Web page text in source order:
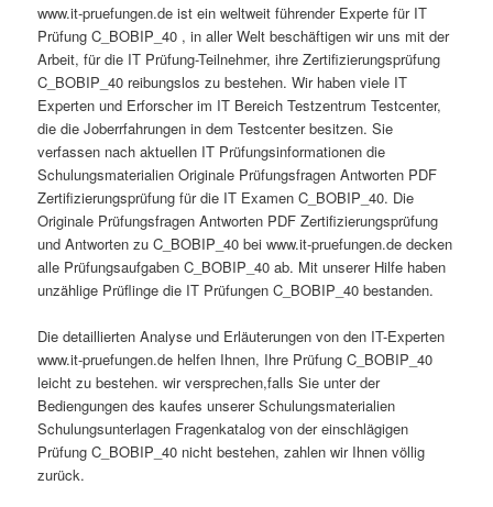
www.it-pruefungen.de ist ein weltweit führender Experte für IT
Prüfung C_BOBIP_40 , in aller Welt beschäftigen wir uns mit der
Arbeit, für die IT Prüfung-Teilnehmer, ihre Zertifizierungsprüfung
C_BOBIP_40 reibungslos zu bestehen. Wir haben viele IT
Experten und Erforscher im IT Bereich Testzentrum Testcenter,
die die Joberrfahrungen in dem Testcenter besitzen. Sie
verfassen nach aktuellen IT Prüfungsinformationen die
Schulungsmaterialien Originale Prüfungsfragen Antworten PDF
Zertifizierungsprüfung für die IT Examen C_BOBIP_40. Die
Originale Prüfungsfragen Antworten PDF Zertifizierungsprüfung
und Antworten zu C_BOBIP_40 bei www.it-pruefungen.de decken
alle Prüfungsaufgaben C_BOBIP_40 ab. Mit unserer Hilfe haben
unzählige Prüflinge die IT Prüfungen C_BOBIP_40 bestanden.
Die detaillierten Analyse und Erläuterungen von den IT-Experten
www.it-pruefungen.de helfen Ihnen, Ihre Prüfung C_BOBIP_40
leicht zu bestehen. wir versprechen,falls Sie unter der
Bediengungen des kaufes unserer Schulungsmaterialien
Schulungsunterlagen Fragenkatalog von der einschlägigen
Prüfung C_BOBIP_40 nicht bestehen, zahlen wir Ihnen völlig
zurück.